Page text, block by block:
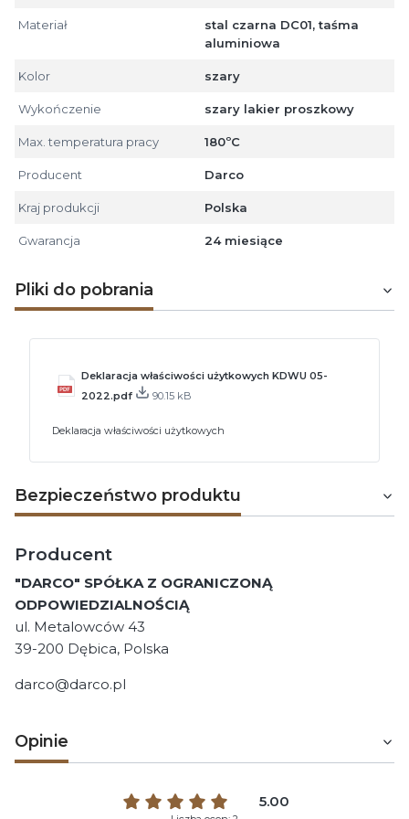
Materiał
stal czarna DC01, taśma
aluminiowa
Kolor szary
Wykończenie szary lakier proszkowy
Max. temperatura pracy 180ºC
Producent Darco
Kraj produkcji Polska
Gwarancja 24 miesiące
Pliki do pobrania
Deklaracja właściwości użytkowych KDWU 05-
2022.pdf
90.15 kB
Deklaracja właściwości użytkowych
Bezpieczeństwo produktu
Producent
"DARCO" SPÓŁKA Z OGRANICZONĄ
ODPOWIEDZIALNOŚCIĄ
ul. Metalowców 43
39-200 Dębica, Polska
darco@darco.pl
Opinie
5.00